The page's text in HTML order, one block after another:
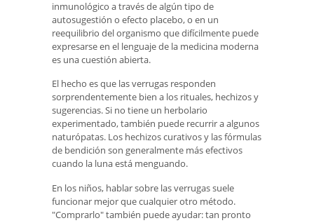
inmunológico a través de algún tipo de
autosugestión o efecto placebo, o en un
reequilibrio del organismo que difícilmente puede
expresarse en el lenguaje de la medicina moderna
es una cuestión abierta.
El hecho es que las verrugas responden
sorprendentemente bien a los rituales, hechizos y
sugerencias. Si no tiene un herbolario
experimentado, también puede recurrir a algunos
naturópatas. Los hechizos curativos y las fórmulas
de bendición son generalmente más efectivos
cuando la luna está menguando.
En los niños, hablar sobre las verrugas suele
funcionar mejor que cualquier otro método.
"Comprarlo" también puede ayudar: tan pronto